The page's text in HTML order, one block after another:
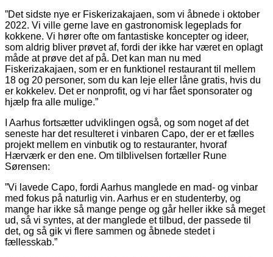
”Det sidste nye er Fiskerizakajaen, som vi åbnede i oktober
2022. Vi ville gerne lave en gastronomisk legeplads for
kokkene. Vi hører ofte om fantastiske koncepter og ideer,
som aldrig bliver prøvet af, fordi der ikke har været en oplagt
måde at prøve det af på. Det kan man nu med
Fiskerizakajaen, som er en funktionel restaurant til mellem
18 og 20 personer, som du kan leje eller låne gratis, hvis du
er kokkelev. Det er nonprofit, og vi har fået sponsorater og
hjælp fra alle mulige.”
I Aarhus fortsætter udviklingen også, og som noget af det
seneste har det resulteret i vinbaren Capo, der er et fælles
projekt mellem en vinbutik og to restauranter, hvoraf
Hærværk er den ene. Om tilblivelsen fortæller Rune
Sørensen:
”Vi lavede Capo, fordi Aarhus manglede en mad- og vinbar
med fokus på naturlig vin. Aarhus er en studenterby, og
mange har ikke så mange penge og går heller ikke så meget
ud, så vi syntes, at der manglede et tilbud, der passede til
det, og så gik vi flere sammen og åbnede stedet i
fællesskab.”